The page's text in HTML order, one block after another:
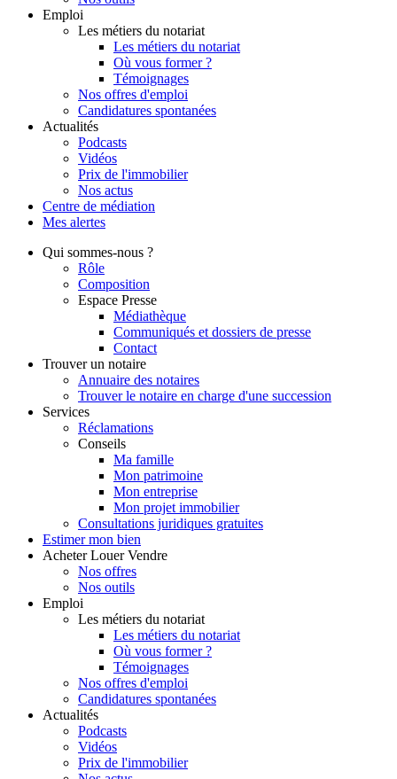
Emploi
Les métiers du notariat
Les métiers du notariat
Où vous former ?
Témoignages
Nos offres d'emploi
Candidatures spontanées
Actualités
Podcasts
Vidéos
Prix de l'immobilier
Nos actus
Centre de médiation
Mes alertes
Qui sommes-nous ?
Rôle
Composition
Espace Presse
Médiathèque
Communiqués et dossiers de presse
Contact
Trouver un notaire
Annuaire des notaires
Trouver le notaire en charge d'une succession
Services
Réclamations
Conseils
Ma famille
Mon patrimoine
Mon entreprise
Mon projet immobilier
Consultations juridiques gratuites
Estimer mon bien
Acheter Louer Vendre
Nos offres
Nos outils
Emploi
Les métiers du notariat
Les métiers du notariat
Où vous former ?
Témoignages
Nos offres d'emploi
Candidatures spontanées
Actualités
Podcasts
Vidéos
Prix de l'immobilier